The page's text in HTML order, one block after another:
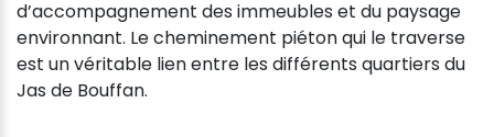
d’accompagnement des immeubles et du paysage
environnant. Le cheminement piéton qui le traverse
est un véritable lien entre les différents quartiers du
Jas de Bouffan.